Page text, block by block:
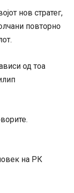
нов стратег,
повторно
од тоа
на РК